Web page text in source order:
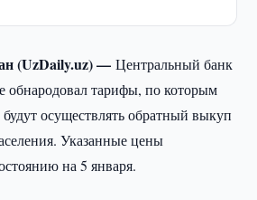
(UzDaily.uz) —Центральный банк
обнародовал тарифы, по которым
осуществлять обратный выкуп
Указанные цены
на 5 января.